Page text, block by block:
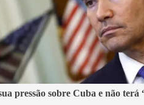
pressão sobre Cuba e não terá